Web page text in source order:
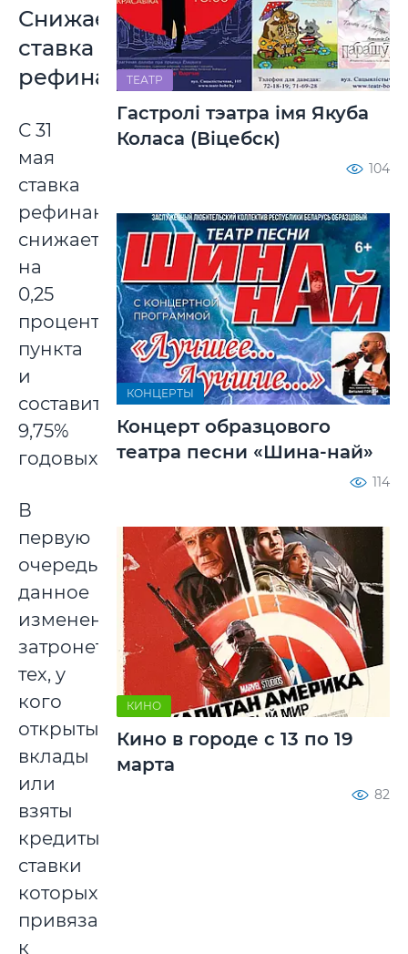
Снижается
ставка
рефинансирования
С 31
мая
ставка
рефинансирования
снижается
на
0,25
процентных
пункта
и
составит
9,75%
годовых.
В
первую
очередь,
данное
изменение
затронет
тех, у
кого
открыты
вклады
или
взяты
кредиты,
ставки
которых
привязаны
к
ТЕАТР
Гастролі тэатра імя Якуба
Коласа (Віцебск)
104
КОНЦЕРТЫ
Концерт образцового
театра песни «Шина-най»
114
КИНО
Кино в городе с 13 по 19
марта
82